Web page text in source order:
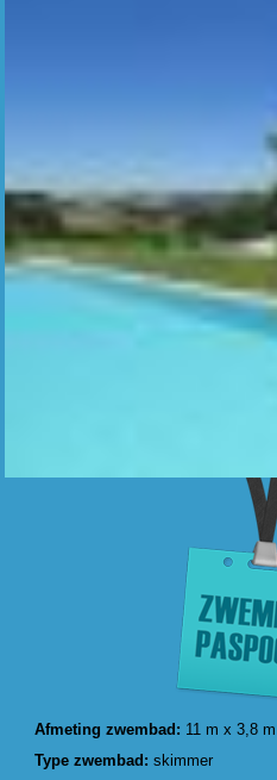
Afmeting zwembad: 11 m x 3,8
Type zwembad:skimmer